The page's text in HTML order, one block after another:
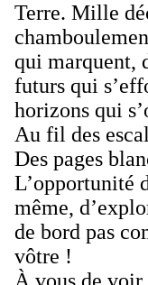
Terre. Mille
qui marquent,
futurs qui
horizons qui
Au fil des
Des pages
L’opportunité
même,
de bord pas
vôtre !